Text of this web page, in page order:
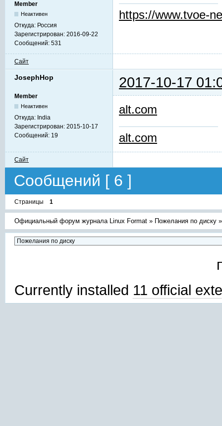
Member
Неактивен
Откуда: Россия
Зарегистрирован: 2016-09-22
Сообщений: 531
https://www.tvoe-
Сайт
JosephHop 2017-10-17
Member
Неактивен
Откуда: India
Зарегистрирован: 2015-10-17
Сообщений: 19
alt.com
alt.com
Сайт
Сообщений [ 6 ]
Страницы 1
Официальный форум журнала Linux Format » Пожелания по диску
Currently installed 11 official